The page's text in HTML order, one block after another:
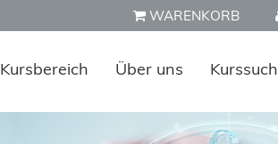
WARENKORB
Kursbereich Über uns